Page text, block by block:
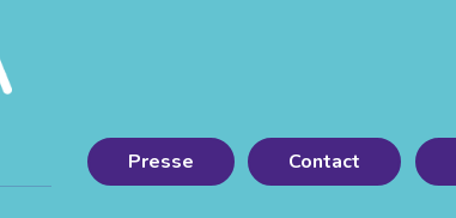
Presse Contact